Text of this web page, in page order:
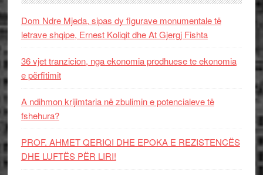
Dom Ndre Mjeda, sipas dy figurave monumentale të
letrave shqipe, Ernest Koliqit dhe At Gjergj Fishta
36 vjet tranzicion, nga ekonomia prodhuese te ekonomia
e përfitimit
A ndihmon krijimtaria në zbulimin e potencialeve të
fshehura?
PROF. AHMET QERIQI DHE EPOKA E REZISTENCЁS
DHE LUFTЁS PЁR LIRI!